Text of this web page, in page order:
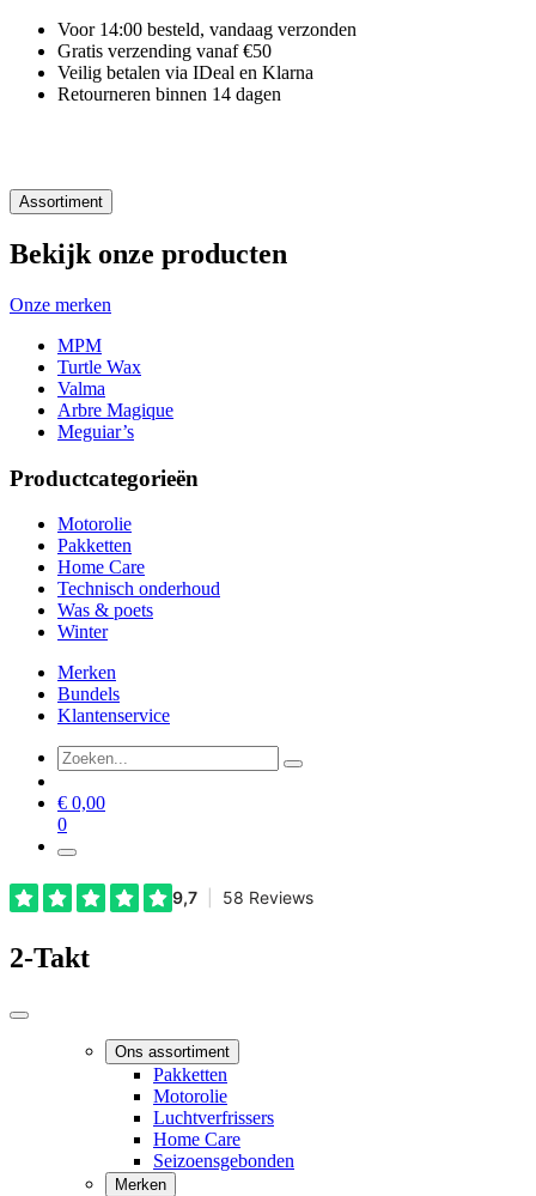
Voor 14:00 besteld, vandaag verzonden
Gratis verzending vanaf €50
Veilig betalen via IDeal en Klarna
Retourneren binnen 14 dagen
Assortiment
Bekijk onze producten
Onze merken
MPM
Turtle Wax
Valma
Arbre Magique
Meguiar’s
Productcategorieën
Motorolie
Pakketten
Home Care
Technisch onderhoud
Was & poets
Winter
Merken
Bundels
Klantenservice
€ 0,00
0
2-Takt
Ons assortiment
Pakketten
Motorolie
Luchtverfrissers
Home Care
Seizoensgebonden
Merken